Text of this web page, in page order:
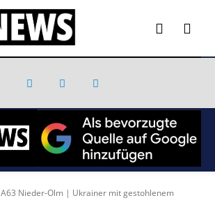
A63 Nieder-Olm | Ukrainer mit gestohlenem